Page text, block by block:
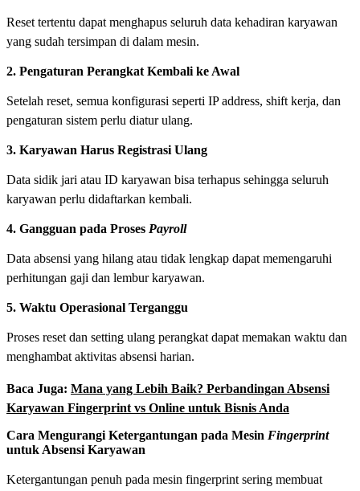
Reset tertentu dapat menghapus seluruh data kehadiran karyawan
yang sudah tersimpan di dalam mesin.
2. Pengaturan Perangkat Kembali ke Awal
Setelah reset, semua konfigurasi seperti IP address, shift kerja, dan
pengaturan sistem perlu diatur ulang.
3. Karyawan Harus Registrasi Ulang
Data sidik jari atau ID karyawan bisa terhapus sehingga seluruh
karyawan perlu didaftarkan kembali.
4. Gangguan pada Proses Payroll
Data absensi yang hilang atau tidak lengkap dapat memengaruhi
perhitungan gaji dan lembur karyawan.
5. Waktu Operasional Terganggu
Proses reset dan setting ulang perangkat dapat memakan waktu dan
menghambat aktivitas absensi harian.
Baca Juga: Mana yang Lebih Baik? Perbandingan Absensi
Karyawan Fingerprint vs Online untuk Bisnis Anda
Cara Mengurangi Ketergantungan pada Mesin Fingerprint
untuk Absensi Karyawan
Ketergantungan penuh pada mesin fingerprint sering membuat